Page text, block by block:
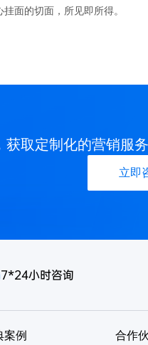
切面，所见即所得。
获取定制化的营销服
立即
7*24小时咨询
案例 合作